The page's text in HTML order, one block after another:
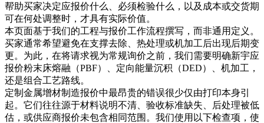
帮助买家决定应报价什么、必须检验什么，以及成本或交货期
可在何处调整时，才具有实际价值。
本页面基于我们的工程与报价工作流程撰写，而非通用定义。
买家通常希望避免在支撑去除、热处理或机加工后出现后期变
更。为此，在将请求视为常规询价之前，我们需要明确新宇应
报价粉末床熔融（PBF）、定向能量沉积（DED）、机加工，
还是组合工艺路线。
定制金属增材制造报价中最昂贵的错误很少仅由打印本身引
起。它们往往源于材料说明不清、验收标准缺失、后处理被低
估，或供应商报价未包含相同范围。我们使用以下检查项，使